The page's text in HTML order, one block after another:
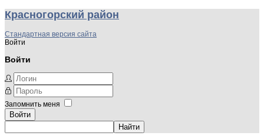
Красногорский район
Стандартная версия сайта
Войти
Войти
Запомнить меня
Войти